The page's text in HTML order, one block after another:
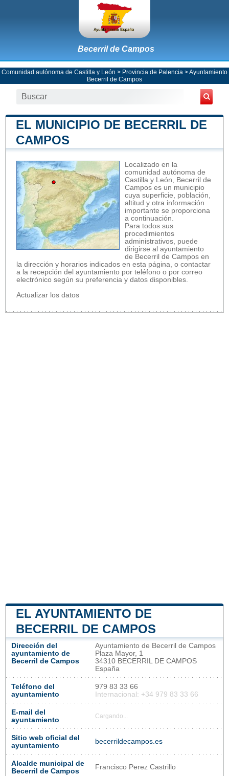
Becerril de Campos
Comunidad autónoma de Castilla y León > Provincia de Palencia >Ayuntamiento
Becerril de Campos
EL MUNICIPIO DE BECERRIL DE
CAMPOS
Localizado en la
comunidad autónoma de
Castilla y León, Becerril de
Campos es un municipio
cuya superficie, población,
altitud y otra información
importante se proporciona
a continuación.
Para todos sus
procedimientos
administrativos, puede
dirigirse al ayuntamiento
de Becerril de Campos en
la dirección y horarios indicados en esta página, o contactar
a la recepción del ayuntamiento por teléfono o por correo
electrónico según su preferencia y datos disponibles.
Actualizar los datos
EL AYUNTAMIENTO DE
BECERRIL DE CAMPOS
Dirección del
ayuntamiento de
Becerril de Campos
Ayuntamiento de Becerril de Campos
Plaza Mayor, 1
34310 BECERRIL DE CAMPOS
España
Teléfono del
ayuntamiento
979 83 33 66
Internacional: +34 979 83 33 66
E-mail del
ayuntamiento
Cargando...
Sitio web oficial del
ayuntamiento
becerrildecampos.es
Alcalde municipal de
Becerril de Campos
Francisco Perez Castrillo